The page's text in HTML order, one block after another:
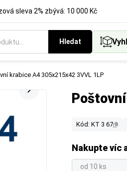
sleva 2% zbývá: 10 000 Kč
Hledat
krabice A4 305x215x42 3VVL 1LP
Kód: KT 3 67
Nakupte víc
od 10 ks